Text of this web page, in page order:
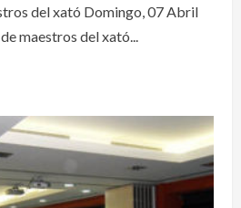
del xató Domingo, 07 Abril
maestros del xató...